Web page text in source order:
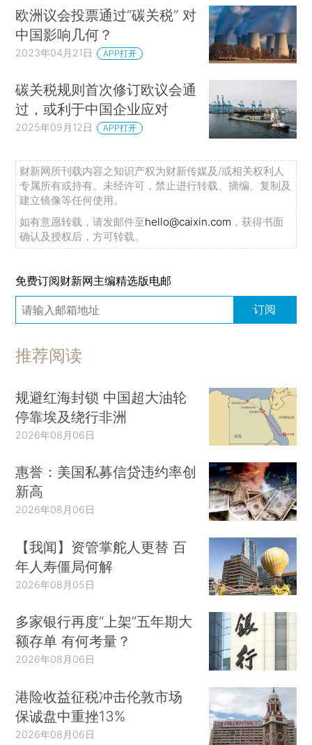
欧洲议会投票通过“碳关税” 对
中国影响几何？
2023年04月21日 APP打开
碳关税规则首次修订欧议会通
过，或利于中国企业应对
2025年09月12日 APP打开
财新网所刊载内容之知识产权为财新传媒及/或相关权利人
专属所有或持有。未经许可，禁止进行转载、摘编、复制及
建立镜像等任何使用。
如有意愿转载，请发邮件至hello@caixin.com ，获得书面
确认及授权后，方可转载。
免费订阅财新网主编精选版电邮
订阅
推荐阅读
规避红海封锁 中国超大油轮
停靠埃及绕行非洲
2026年08月06日
惠誉：美国私募信贷违约率创
新高
2026年08月06日
【我闻】资管掌舵人更替 百
年人寿僵局何解
2026年08月05日
多家银行再度“上架”五年期大
额存单 有何考量？
2026年08月06日
港险收益征税冲击伦敦市场
保诚盘中重挫13%
2026年08月06日